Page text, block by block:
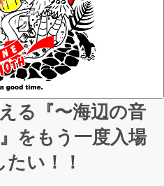
る『〜海辺の音
をもう一度入場
い！！